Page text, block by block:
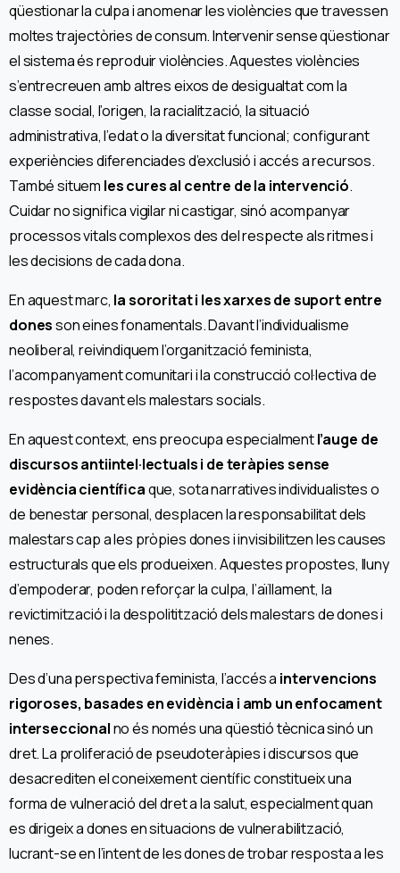
qüestionar la culpa i anomenar les violències que travessen
moltes trajectòries de consum. Intervenir sense qüestionar
el sistema és reproduir violències. Aquestes violències
s’entrecreuen amb altres eixos de desigualtat com la
classe social, l’origen, la racialització, la situació
administrativa, l’edat o la diversitat funcional; configurant
experiències diferenciades d’exclusió i accés a recursos.
També situem les cures al centre de la intervenció.
Cuidar no significa vigilar ni castigar, sinó acompanyar
processos vitals complexos des del respecte als ritmes i
les decisions de cada dona.
En aquest marc, la sororitat i les xarxes de suport entre
donesson eines fonamentals. Davant l’individualisme
neoliberal, reivindiquem l’organització feminista,
l’acompanyament comunitari i la construcció col·lectiva de
respostes davant els malestars socials.
En aquest context, ens preocupa especialmentl’auge de
discursos antiintel·lectuals i de teràpies sense
evidència científicaque, sota narratives individualistes o
de benestar personal, desplacen la responsabilitat dels
malestars cap a les pròpies dones i invisibilitzen les causes
estructurals que els produeixen. Aquestes propostes, lluny
d’empoderar, poden reforçar la culpa, l’aïllament, la
revictimització i la despolitització dels malestars de dones i
nenes.
Des d’una perspectiva feminista, l’accés a intervencions
rigoroses, basades en evidència i amb un enfocament
interseccionalno és només una qüestió tècnica sinó un
dret. La proliferació de pseudoteràpies i discursos que
desacrediten el coneixement científic constitueix una
forma de vulneració del dret a la salut, especialment quan
es dirigeix a dones en situacions de vulnerabilització,
lucrant-se en l’intent de les dones de trobar resposta a les